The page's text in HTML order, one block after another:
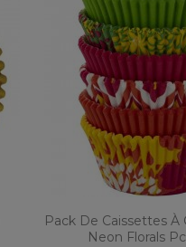
Pack De Caissettes À
Neon Florals